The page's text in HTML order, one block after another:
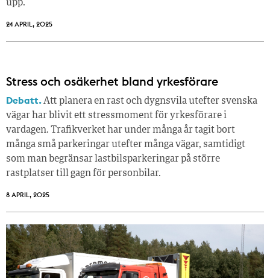
upp.
24 APRIL, 2025
Stress och osäkerhet bland yrkesförare
Debatt.Att planera en rast och dygnsvila utefter svenska
vägar har blivit ett stressmoment för yrkesförare i
vardagen. Trafikverket har under många år tagit bort
många små parkeringar utefter många vägar, samtidigt
som man begränsar lastbilsparkeringar på större
rastplatser till gagn för personbilar.
8 APRIL, 2025